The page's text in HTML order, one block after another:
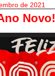
de 2021
Novo!